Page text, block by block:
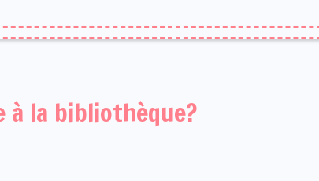
à la bibliothèque?